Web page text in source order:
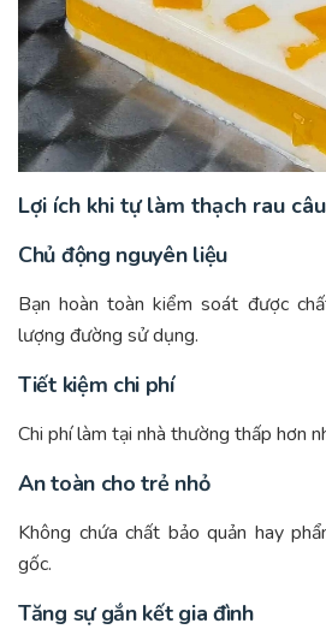
Lợi ích khi tự làm thạch rau
Chủ động nguyên liệu
Bạn hoàn toàn kiểm soát được
lượng đường sử dụng.
Tiết kiệm chi phí
Chi phí làm tại nhà thường thấp hơn
An toàn cho trẻ nhỏ
Không chứa chất bảo quản hay
gốc.
Tăng sự gắn kết gia đình